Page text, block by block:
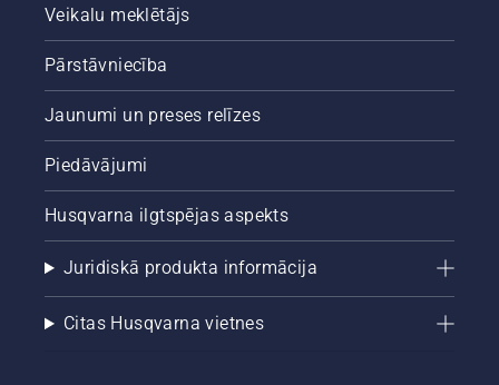
Veikalu meklētājs
Pārstāvniecība
Jaunumi un preses relīzes
Piedāvājumi
Husqvarna ilgtspējas aspekts
Juridiskā produkta informācija
Citas Husqvarna vietnes